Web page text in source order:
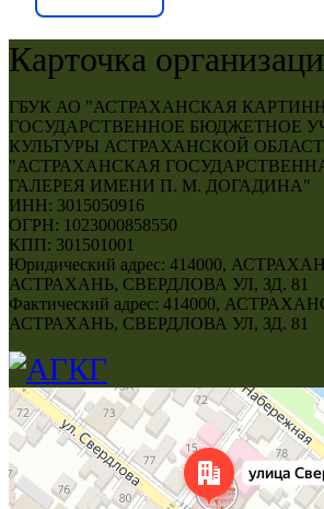
Карточка
ГБУК АО "АСТРАХАНСКАЯ
ГОСУДАРСТВЕННОЕ БЮДЖЕТНОЕ
КУЛЬТУРЫ АСТРАХАНСКОЙ
"АСТРАХАНСКАЯ
ГАЛЕРЕЯ ИМЕНИ П. М. ДОГАДИНА"
ИНН: 3015050916
ОГРН: 1023000858550
КПП: 301501001
Юридический адрес: 414000,
АСТРАХАНЬ, СВЕРДЛОВА УЛ, ЗД. 81
Фактический адрес: 414000,
АСТРАХАНЬ, СВЕРДЛОВА УЛ, ЗД. 81